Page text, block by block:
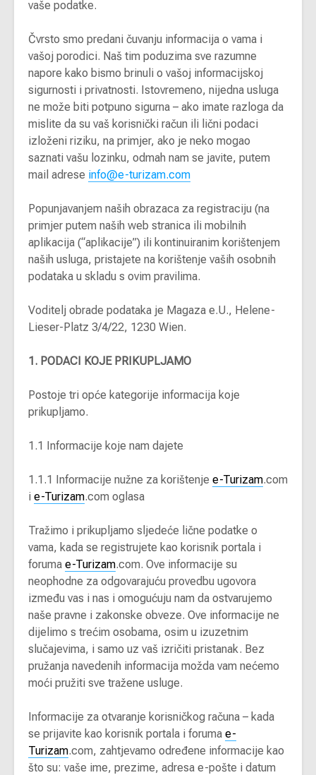
vaše podatke.
Čvrsto smo predani čuvanju informacija o vama i
vašoj porodici. Naš tim poduzima sve razumne
napore kako bismo brinuli o vašoj informacijskoj
sigurnosti i privatnosti. Istovremeno, nijedna usluga
ne može biti potpuno sigurna – ako imate razloga da
mislite da su vaš korisnički račun ili lični podaci
izloženi riziku, na primjer, ako je neko mogao
saznati vašu lozinku, odmah nam se javite, putem
mail adrese info@e-turizam.com
Popunjavanjem naših obrazaca za registraciju (na
primjer putem naših web stranica ili mobilnih
aplikacija (“aplikacije”) ili kontinuiranim korištenjem
naših usluga, pristajete na korištenje vaših osobnih
podataka u skladu s ovim pravilima.
Voditelj obrade podataka je Magaza e.U., Helene-
Lieser-Platz 3/4/22, 1230 Wien.
1. PODACI KOJE PRIKUPLJAMO
Postoje tri opće kategorije informacija koje
prikupljamo.
1.1 Informacije koje nam dajete
1.1.1 Informacije nužne za korištenje e-Turizam.com
i e-Turizam.com oglasa
Tražimo i prikupljamo sljedeće lične podatke o
vama, kada se registrujete kao korisnik portala i
foruma e-Turizam.com. Ove informacije su
neophodne za odgovarajuću provedbu ugovora
između vas i nas i omogućuju nam da ostvarujemo
naše pravne i zakonske obveze. Ove informacije ne
dijelimo s trećim osobama, osim u izuzetnim
slučajevima, i samo uz vaš izričiti pristanak. Bez
pružanja navedenih informacija možda vam nećemo
moći pružiti sve tražene usluge.
Informacije za otvaranje korisničkog računa – kada
se prijavite kao korisnik portala i foruma e-
Turizam.com, zahtjevamo određene informacije kao
što su: vaše ime, prezime, adresa e-pošte i datum